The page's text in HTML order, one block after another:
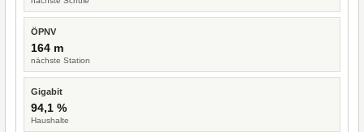
ÖPNV
164 m
nächste Station
Gigabit
94,1 %
Haushalte